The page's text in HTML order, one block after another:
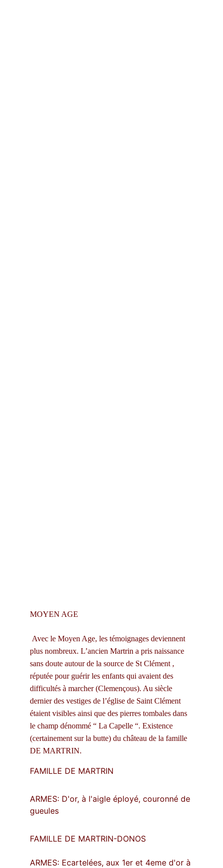
MOYEN AGE
plus nombreux. L’ancien Martrin a pris naissance
sans doute autour de la source de St Clément ,
réputée pour guérir les enfants qui avaient des
difficultés à marcher (Clemençous). Au siècle
dernier des vestiges de l’église de Saint Clément
étaient visibles ainsi que des pierres tombales dans
le champ dénommé “ La Capelle “. Existence
(certainement sur la butte) du château de la famille
DE MARTRIN.
FAMILLE DE MARTRIN
ARMES: D'or, à l'aigle éployé, couronné de
gueules
FAMILLE DE MARTRIN-DONOS
ARMES: Ecartelées, aux 1er et 4eme d'or à